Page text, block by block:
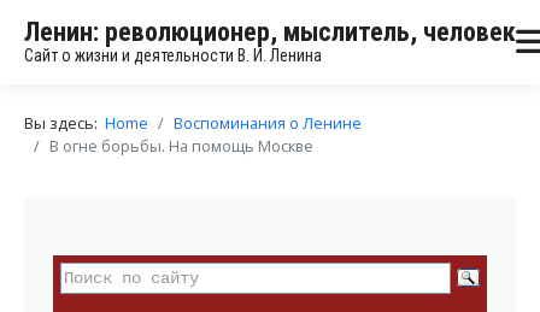
Ленин: революционер, мыслитель, человек
Сайт о жизни и деятельности В. И. Ленина
Вы здесь: Home
Воспоминания о Ленине
В огне борьбы. На помощь Москве